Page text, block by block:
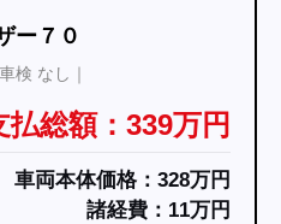
ザープラド
車検 検8.11
支払総額：298万円
車両本体価格：290万円
諸経費：8万円